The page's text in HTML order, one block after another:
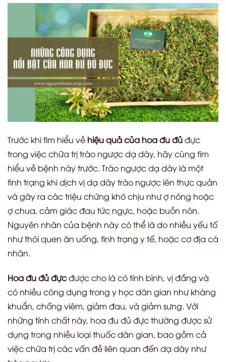
Trước khi tìm hiểu về hiệu quả của hoa đu đủđực
trong việc chữa trị trào ngược dạ dày, hãy cùng tìm
hiểu về bệnh này trước. Trào ngược dạ dày là một
tình trạng khi dịch vị dạ dày trào ngược lên thực quản
và gây ra các triệu chứng khó chịu như ợ nóng hoặc
ợ chua, cảm giác đau tức ngực, hoặc buồn nôn.
Nguyên nhân của bệnh này có thể là do nhiều yếu tố
như thói quen ăn uống, tình trạng y tế, hoặc cơ địa cá
nhân.
Hoa đu đủ đựcđược cho là có tính bình, vị đắng và
có nhiều công dụng trong y học dân gian như kháng
khuẩn, chống viêm, giảm đau, và giảm sưng. Với
những tính chất này, hoa đu đủ đực thường được sử
dụng trong nhiều loại thuốc dân gian, bao gồm cả
việc chữa trị các vấn đề liên quan đến dạ dày như